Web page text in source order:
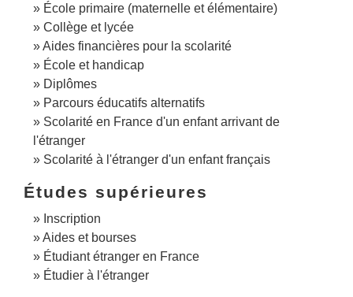
École primaire (maternelle et élémentaire)
Collège et lycée
Aides financières pour la scolarité
École et handicap
Diplômes
Parcours éducatifs alternatifs
Scolarité en France d'un enfant arrivant de
l'étranger
Scolarité à l'étranger d'un enfant français
Études supérieures
Inscription
Aides et bourses
Étudiant étranger en France
Étudier à l'étranger